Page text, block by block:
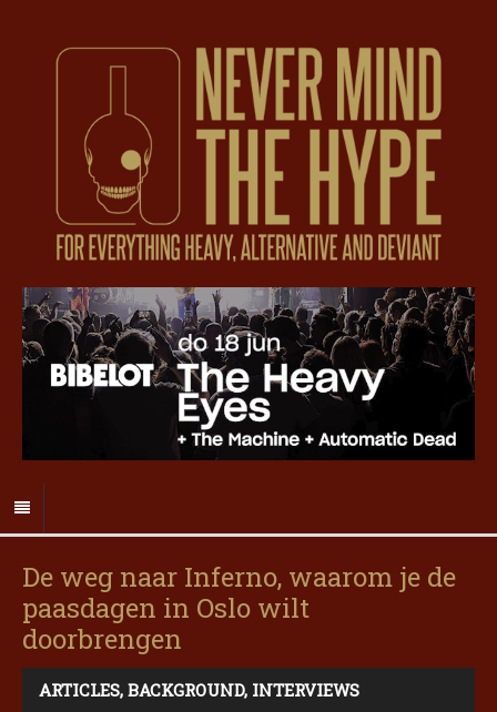
De weg naar Inferno, waarom je de
paasdagen in Oslo wilt
doorbrengen
ARTICLES, BACKGROUND, INTERVIEWS